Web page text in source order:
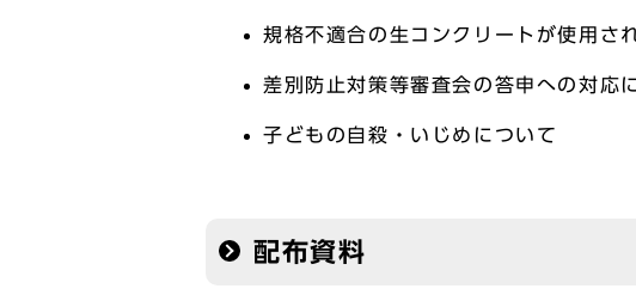
規格不適合の生コンクリートが使用さ
差別防止対策等審査会の答申への対応
子どもの自殺・いじめについて
配布資料